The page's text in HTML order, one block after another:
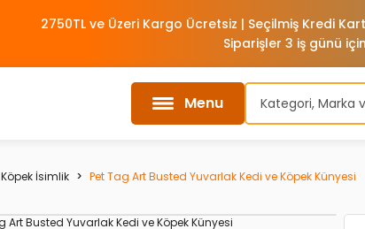
2750TL ve Üzeri Kargo Ücretsiz | Seçilmiş Kredi
Siparişler 3 iş günü
Menu
Köpek İsimlik Pet Tag Art Busted Yuvarlak Kedi ve Köpek Künyesi